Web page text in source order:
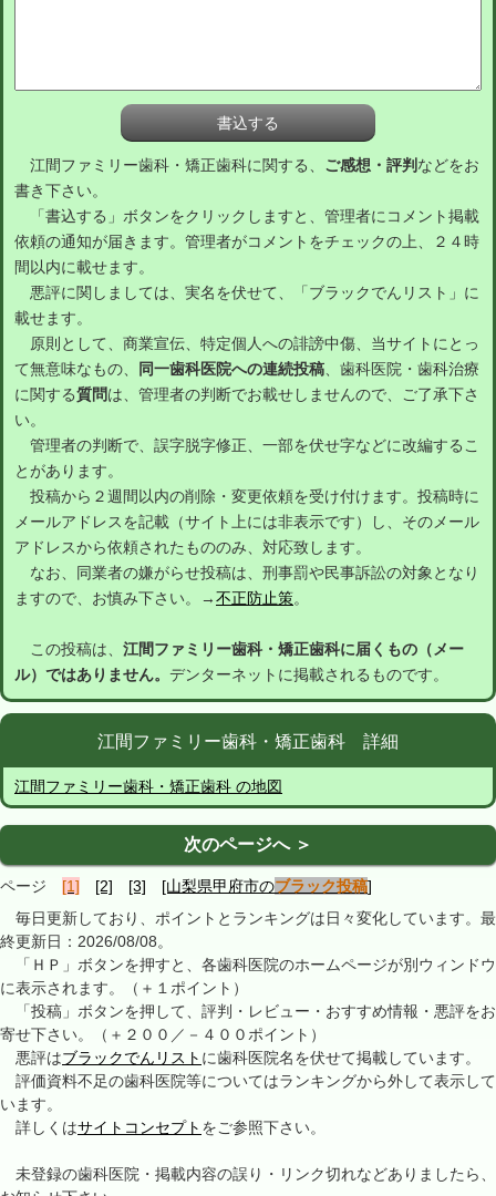
江間ファミリー歯科・矯正歯科に関する、 ご感想・評判 などをお
書き下さい。
「書込する」ボタンをクリックしますと、管理者にコメント掲載
依頼の通知が届きます。管理者がコメントをチェックの上、２４時
間以内に載せます。
悪評に関しましては、実名を伏せて、「ブラックでんリスト」に
載せます。
原則として、商業宣伝、特定個人への誹謗中傷、当サイトにとっ
て無意味なもの、
同一歯科医院への連続投稿、歯科医院・歯科治療
に関する質問は、管理者の判断でお載せしませんので、ご了承下さ
い。
管理者の判断で、誤字脱字修正、一部を伏せ字などに改編するこ
とがあります。
投稿から２週間以内の削除・変更依頼を受け付けます。投稿時に
メールアドレスを記載（サイト上には非表示です）し、そのメール
アドレスから依頼されたもののみ、対応致します。
なお、同業者の嫌がらせ投稿は、刑事罰や民事訴訟の対象となり
ますので、お慎み下さい。→不正防止策。
この投稿は、 江間ファミリー歯科・矯正歯科に届くもの（メー
ル）ではありません。 デンターネットに掲載されるものです。
江間ファミリー歯科・矯正歯科 詳細
江間ファミリー歯科・矯正歯科 の地図
次のページへ ＞
ページ [1] [2] [3] [山梨県甲府市のブラック投稿]
毎日更新しており、ポイントとランキングは日々変化しています。最
終更新日：2026/08/08。
「ＨＰ」ボタンを押すと、各歯科医院のホームページが別ウィンドウ
に表示されます。（＋１ポイント）
「投稿」ボタンを押して、評判・レビュー・おすすめ情報・悪評をお
寄せ下さい。（＋２００／－４００ポイント）
悪評はブラックでんリスト に歯科医院名を伏せて掲載しています。
評価資料不足の歯科医院等についてはランキングから外して表示して
います。
詳しくはサイトコンセプト をご参照下さい。
未登録の歯科医院・掲載内容の誤り・リンク切れなどありましたら、